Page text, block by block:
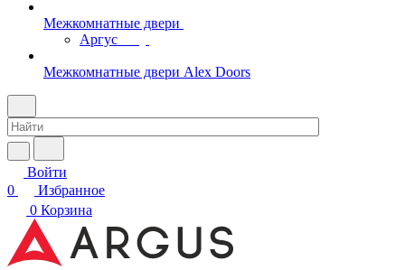
Межкомнатные двери
Аргус
Межкомнатные двери Alex Doors
Войти
0
Избранное
0 Корзина